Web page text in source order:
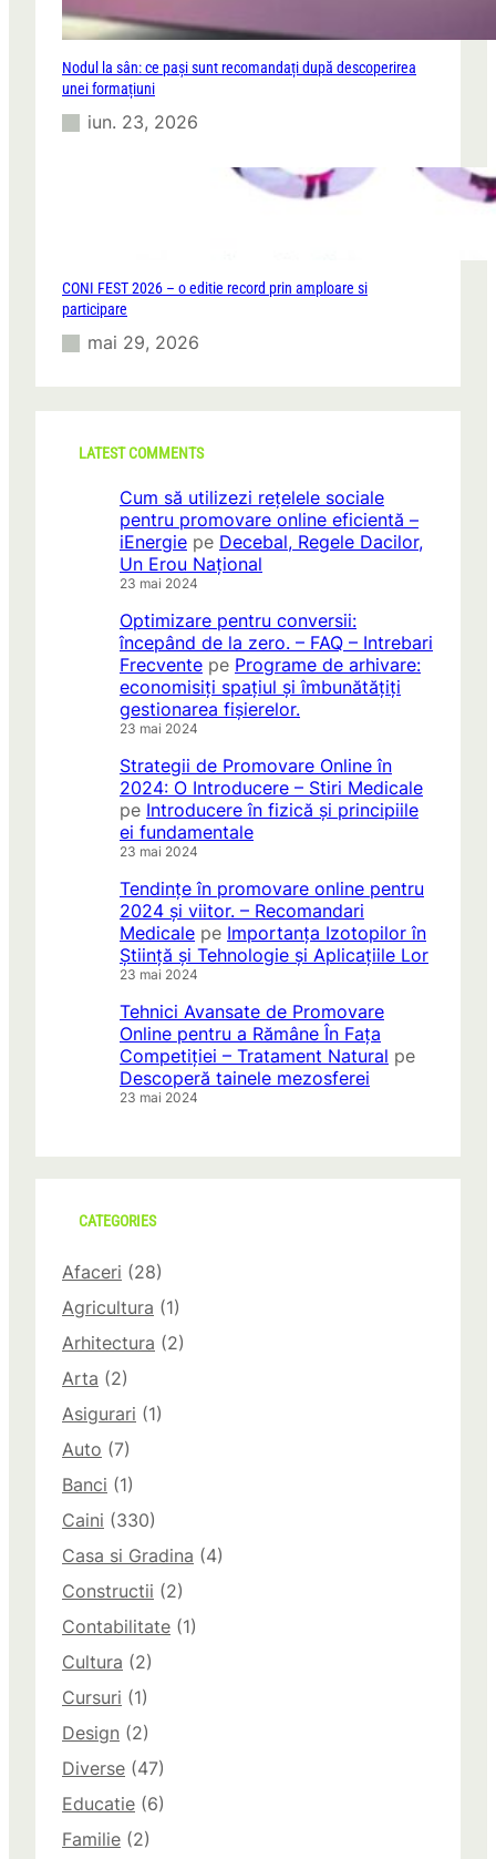
Nodul la sân: ce pași sunt recomandați după descoperirea
unei formațiuni
iun. 23, 2026
CONI FEST 2026 – o editie record prin amploare si
participare
mai 29, 2026
LATEST COMMENTS
Cum să utilizezi rețelele sociale
pentru promovare online eficientă –
iEnergie pe Decebal, Regele Dacilor,
Un Erou Național
23 mai 2024
Optimizare pentru conversii:
începând de la zero. – FAQ – Intrebari
Frecvente pe Programe de arhivare:
economisiți spațiul și îmbunătățiți
gestionarea fișierelor.
23 mai 2024
Strategii de Promovare Online în
2024: O Introducere – Stiri Medicale
pe Introducere în fizică și principiile
ei fundamentale
23 mai 2024
Tendințe în promovare online pentru
2024 și viitor. – Recomandari
Medicale pe Importanța Izotopilor în
Știință și Tehnologie și Aplicațiile Lor
23 mai 2024
Tehnici Avansate de Promovare
Online pentru a Rămâne În Fața
Competiției – Tratament Natural pe
Descoperă tainele mezosferei
23 mai 2024
CATEGORIES
Afaceri (28)
Agricultura (1)
Arhitectura (2)
Arta (2)
Asigurari (1)
Auto (7)
Banci (1)
Caini (330)
Casa si Gradina (4)
Constructii (2)
Contabilitate (1)
Cultura (2)
Cursuri (1)
Design (2)
Diverse (47)
Educatie (6)
Familie (2)